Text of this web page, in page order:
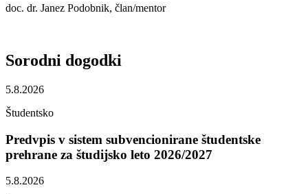
doc. dr. Janez Podobnik, član/mentor
Sorodni dogodki
5.8.2026
Študentsko
Predvpis v sistem subvencionirane študentske
prehrane za študijsko leto 2026/2027
5.8.2026